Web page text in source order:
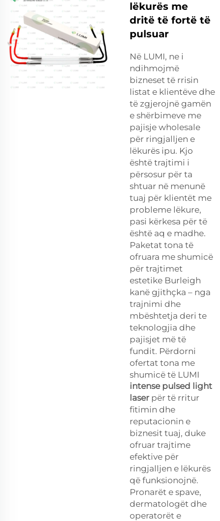
lëkurës me
dritë të fortë të
pulsuar
Në LUMI, ne i
ndihmojmë
bizneset të rrisin
listat e klientëve dhe
të zgjerojnë gamën
e shërbimeve me
pajisje wholesale
për ringjalljen e
lëkurës ipu. Kjo
është trajtimi i
përsosur për ta
shtuar në menunë
tuaj për klientët me
probleme lëkure,
pasi kërkesa për të
është aq e madhe.
Paketat tona të
ofruara me shumicë
për trajtimet
estetike Burleigh
kanë gjithçka – nga
trajnimi dhe
mbështetja deri te
teknologjia dhe
pajisjet më të
fundit. Përdorni
ofertat tona me
shumicë të LUMI
intense pulsed light
laser për të rritur
fitimin dhe
reputacionin e
biznesit tuaj, duke
ofruar trajtime
efektive për
ringjalljen e lëkurës
që funksionojnë.
Pronarët e spave,
dermatologët dhe
operatorët e